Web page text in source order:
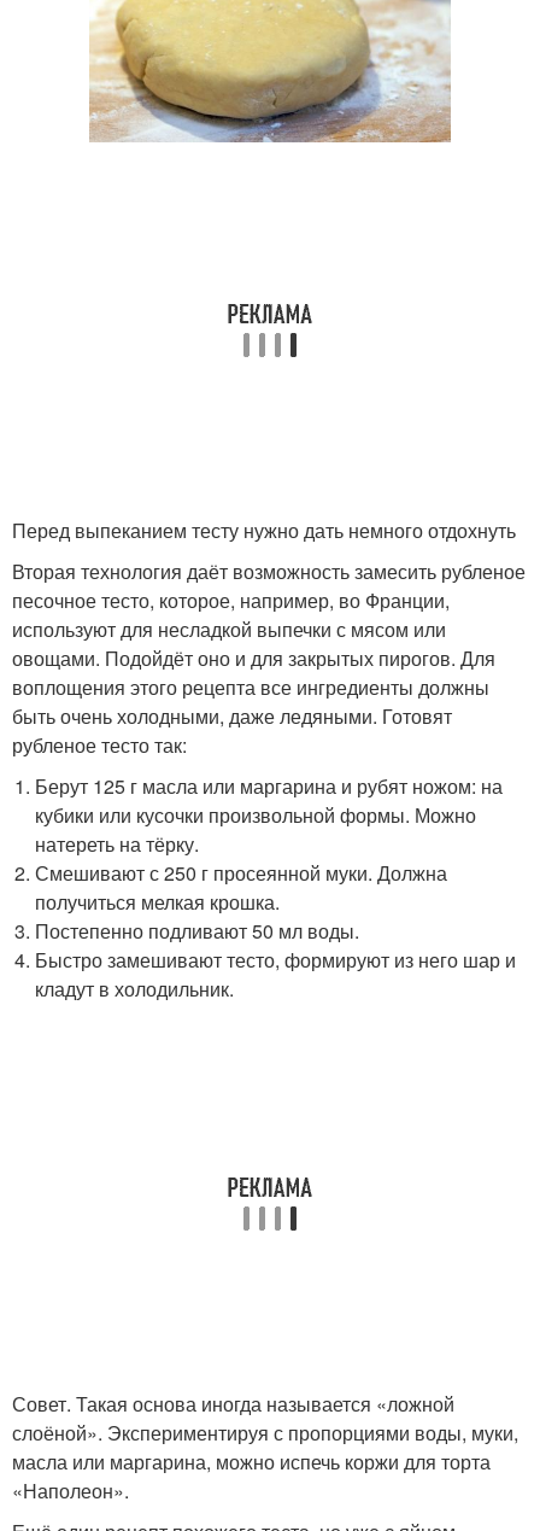
Перед выпеканием тесту нужно дать немного отдохнуть
Вторая технология даёт возможность замесить рубленое
песочное тесто, которое, например, во Франции,
используют для несладкой выпечки с мясом или
овощами. Подойдёт оно и для закрытых пирогов. Для
воплощения этого рецепта все ингредиенты должны
быть очень холодными, даже ледяными. Готовят
рубленое тесто так:
Берут 125 г масла или маргарина и рубят ножом: на
кубики или кусочки произвольной формы. Можно
натереть на тёрку.
Смешивают с 250 г просеянной муки. Должна
получиться мелкая крошка.
Постепенно подливают 50 мл воды.
Быстро замешивают тесто, формируют из него шар и
кладут в холодильник.
Совет. Такая основа иногда называется «ложной
слоёной». Экспериментируя с пропорциями воды, муки,
масла или маргарина, можно испечь коржи для торта
«Наполеон».